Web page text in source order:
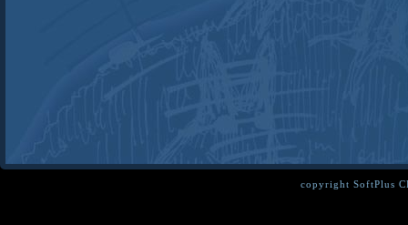
copyright SoftPlus